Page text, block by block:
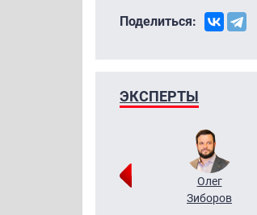
Поделиться:
ЭКСПЕРТЫ
Олег
Зиборов